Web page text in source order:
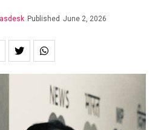
Published June 2, 2026